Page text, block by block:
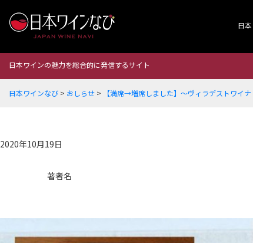
日
日本ワインの魅力を総合的に発信するサイト
日本ワインなび > おしらせ > 【満席→増席しました】～ヴィラデストワイ
2020年10月19日
著者名